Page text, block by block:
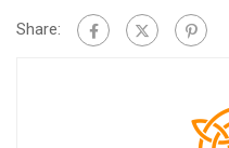
Share: